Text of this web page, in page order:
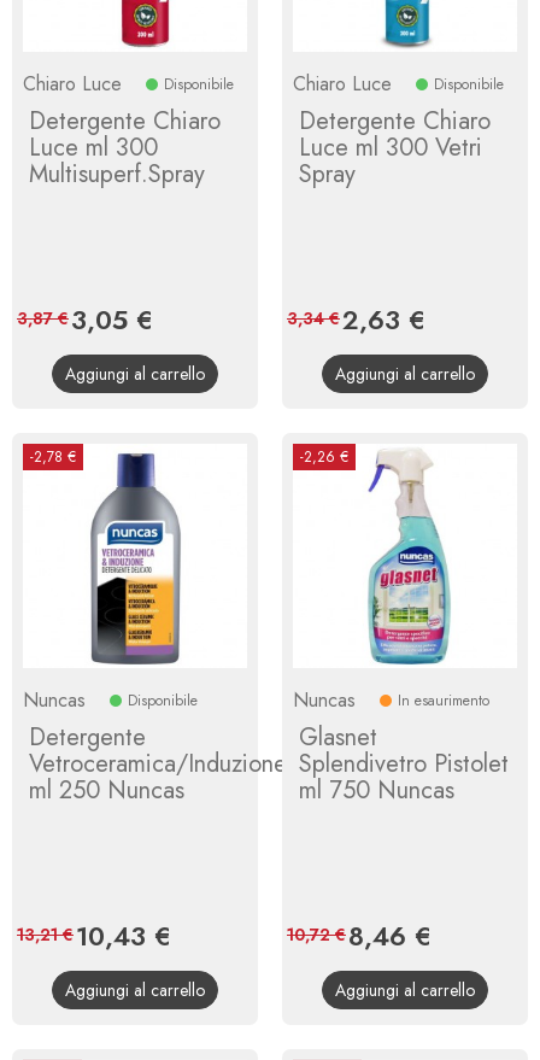
Chiaro Luce Disponibile
Detergente Chiaro
Luce ml 300
Multisuperf.Spray
Prezzo
3,05 €
base
3,87 €
Aggiungi al carrello
Chiaro Luce Disponibile
Detergente Chiaro
Luce ml 300 Vetri
Spray
Prezzo
2,63 €
base
3,34 €
Aggiungi al carrello
-2,78 €
Nuncas Disponibile
Detergente
Vetroceramica/Induzione
ml 250 Nuncas
Prezzo
10,43 €
base
13,21 €
Aggiungi al carrello
-2,26 €
Nuncas In esaurimento
Glasnet
Splendivetro Pistolet
ml 750 Nuncas
Prezzo
8,46 €
base
10,72 €
Aggiungi al carrello